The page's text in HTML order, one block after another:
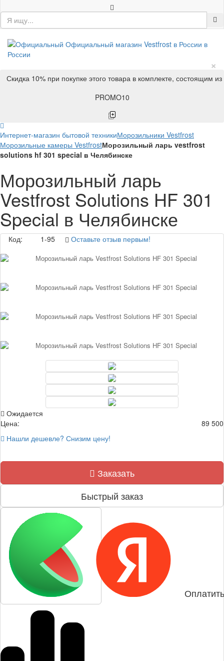
×
Скидка 10% при покупке этого товара в комплекте, состоящим
PROMO10
Интернет-магазин бытовой техникиМорозильники Vestfrost
Морозильные камеры VestfrostМорозильный ларь vestfrost
solutions hf 301 special в Челябинске
Морозильный ларь
Vestfrost Solutions HF 301
Special в Челябинске
Код: 1-95 Оставьте отзыв первым!
Ожидается
Цена:
89 500
Нашли дешевле? Снизим цену!
Заказать
Быстрый заказ